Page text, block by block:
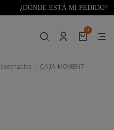
¿DÓNDE ESTÁ MI PEDIDO?
0
CAJA IMOMENT